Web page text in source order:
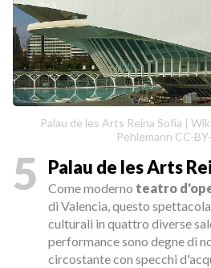
Palau de les Arts Reina Sofía |
Pehlemann CC-
5 Palau de les Arts
Come moderno teatro
di Valencia, questo
culturali in quattro diverse
performance sono degne di
circostante con specchi